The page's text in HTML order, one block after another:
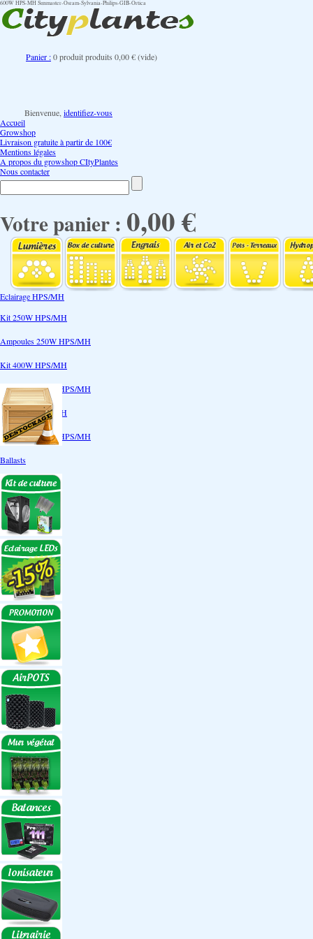
600W HPS-MH Sunmaster-Osram-Sylvania-Philips-GIB-Ortica
Panier :0produitproduits 0,00 €(vide)
Bienvenue, identifiez-vous
Accueil
Growshop
Livraison gratuite à partir de 100€
Mentions légales
A propos du growshop CItyPlantes
Nous contacter
Votre panier : 0,00 €
Eclairage HPS/MH
Kit 250W HPS/MH
Ampoules 250W HPS/MH
Kit 400W HPS/MH
Ampoules 400W HPS/MH
Kit 600W HPS/MH
Ampoules 600W HPS/MH
Ballasts
Réflecteurs
CoolTube
Accessoires
Eclairages LEDs
Eclairages ECO
Kits ECO
Ampoules ECO
Réflecteurs ECO
Réflecteurs
Accessoires
Box Discount
Box par marque
Hortibox
Homebox
Dark Room II
GrowLab
Box par taille
Box 40 cm
Box 60 cm
Box 80-90 cm
Box 120 cm